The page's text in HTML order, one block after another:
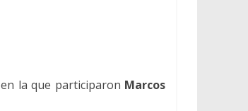
en la que participaron Marcos